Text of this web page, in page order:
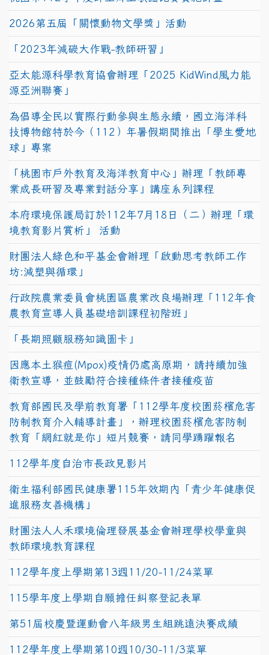
2026第五屆「關懷動物文學獎」活動
「2023年減碳大作戰-教師研習」
亞太能源科學教育協會辦理「2025 KidWind風力能
源亞洲聯賽」
為倡導全民以實際行動參與生態永續，國立海洋科
技博物館特於今（112）年暑假期間推出「學生愛地
球」專案
「桃園市戶外教育及海洋教育中心」辦理「教師專
業成長研習及專業對話分享」講座系列課程
本府環境保護局訂於112年7月18日（二）辦理「環
境教育影片賞析」 活動
財團法人綠色和平基金會辦理「啟動思考教師工作
坊:減塑與循環」
行政院農業委員會桃園區農業改良場辦理「112年食
農教育宣導人員基礎培訓課程初階班」
「長期照顧服務知識圖卡」
因應本土猴痘(Mpox)疫情仍處高原期，請持續加強
衛教宣導，並鼓勵符合接種條件者接種疫苗
教育部國民及學前教育署「112學年度校園菸檳危害
防制教育介入輔導計畫」，辦理校園菸檳危害防制
教育「網紅就是你」短片競賽，請同學踴躍報名
112學年度自治市長政見影片
衛生福利部國民健康署115年效期內「青少年健康促
進服務友善機構」
財團法人人禾環境倫理發展基金會辦理學校學童與
教師環境教育課程
112學年度上學期第13週11/20-11/24菜單
115學年度上學期自願擔任糾察登記表單
第51屆校慶暨運動會八年級男生組跳遠決賽成績
112學年度上學期第10週10/30-11/3菜單